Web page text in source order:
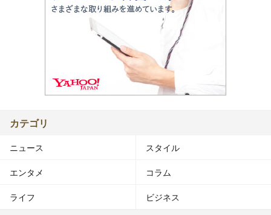
カテゴリ
ニュース スタイル
エンタメ コラム
ライフ ビジネス